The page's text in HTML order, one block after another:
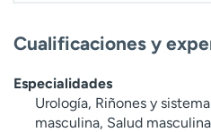
Cualificaciones y
Especialidades
Urología, Riñones y
masculina, Salud